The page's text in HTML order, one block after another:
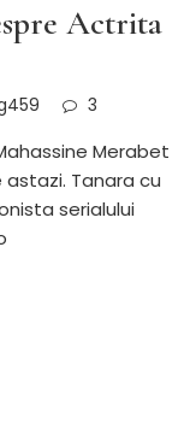
Actrita
3
Merabet
Tanara cu
serialului